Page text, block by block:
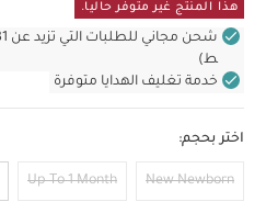
هذا المنتج غير متوفر حاليا.
ط)
خدمة تغليف الهدايا متوفرة
اختر بحجم:
New Newborn
Up To 1 Month